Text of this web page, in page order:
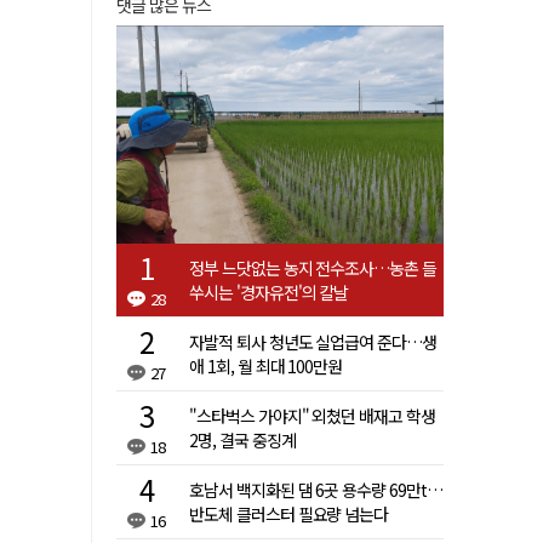
댓글 많은 뉴스
28
정부 느닷없는 농지 전수조사…농촌 들
쑤시는 '경자유전'의 칼날
27
자발적 퇴사 청년도 실업급여 준다…생
애 1회, 월 최대 100만원
18
"스타벅스 가야지" 외쳤던 배재고 학생
2명, 결국 중징계
16
호남서 백지화된 댐 6곳 용수량 69만t…
반도체 클러스터 필요량 넘는다